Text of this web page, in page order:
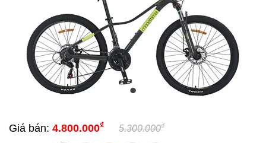
Giá bán: 4.800.000₫ 5.300.000₫